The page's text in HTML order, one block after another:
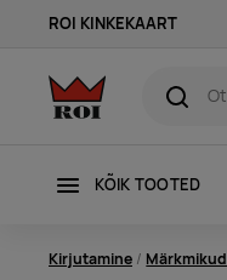
ROI KINKEKAART
KÕIK TOOTED
Kirjutamine Märkmikud